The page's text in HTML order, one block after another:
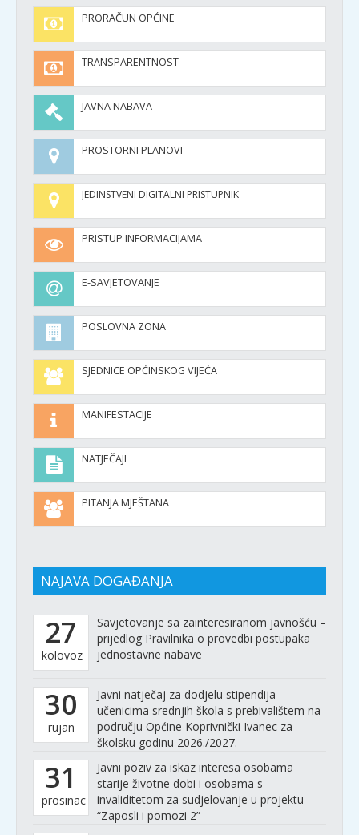
PRORAČUN OPĆINE
TRANSPARENTNOST
JAVNA NABAVA
PROSTORNI PLANOVI
JEDINSTVENI DIGITALNI PRISTUPNIK
PRISTUP INFORMACIJAMA
E-SAVJETOVANJE
POSLOVNA ZONA
SJEDNICE OPĆINSKOG VIJEĆA
MANIFESTACIJE
NATJEČAJI
PITANJA MJEŠTANA
NAJAVA DOGAĐANJA
27
kolovoz
Savjetovanje sa zainteresiranom javnošću –
prijedlog Pravilnika o provedbi postupaka
jednostavne nabave
30
rujan
Javni natječaj za dodjelu stipendija
učenicima srednjih škola s prebivalištem na
području Općine Koprivnički Ivanec za
školsku godinu 2026./2027.
31
prosinac
Javni poziv za iskaz interesa osobama
starije životne dobi i osobama s
invaliditetom za sudjelovanje u projektu
“Zaposli i pomozi 2”